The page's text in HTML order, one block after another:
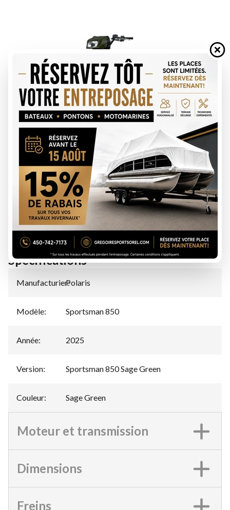
DEMANDE DE FINANCEMENT
ÉVALUATION DE VOTRE ÉCHANGE
Spécifications
Manufacturier:
Polaris
Modèle: Sportsman 850
Année: 2025
Version: Sportsman 850 Sage Green
Couleur: Sage Green
Moteur et transmission
Dimensions
Freins